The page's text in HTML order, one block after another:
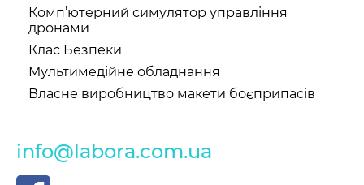
Комп’ютерний симулятор управління
дронами
Клас Безпеки
Мультимедійне обладнання
Власне виробництво макети боєприпасів
info@labora.com.ua